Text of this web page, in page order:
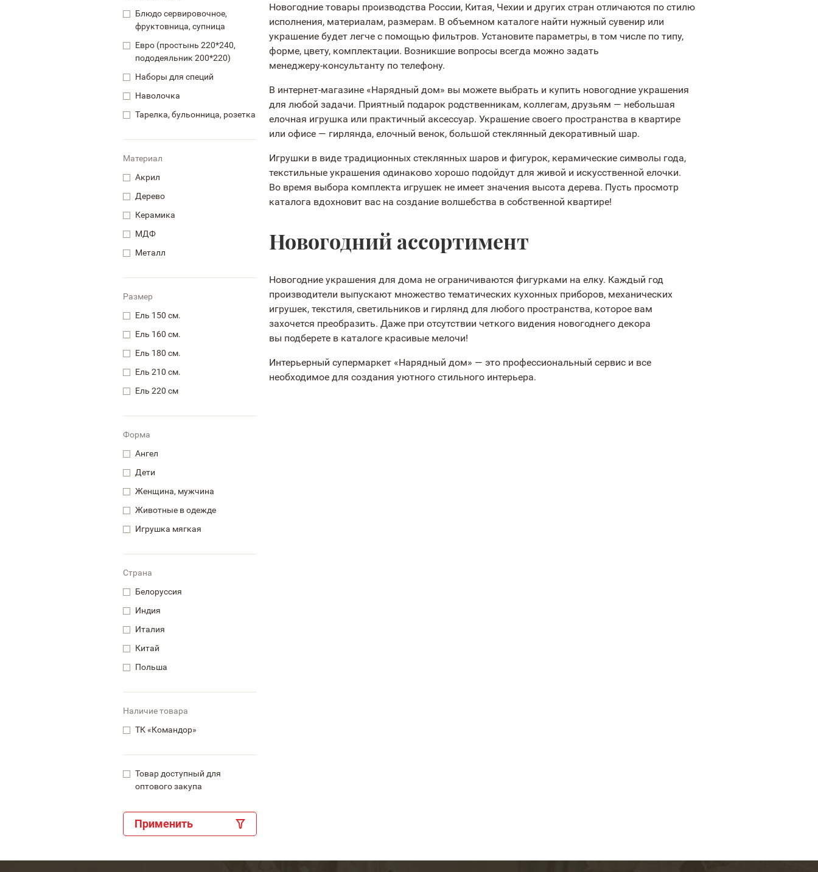
Новогодние товары производства России, Китая, Чехии и других стран отличаются по стилю
исполнения, материалам, размерам. В объемном каталоге найти нужный сувенир или
украшение будет легче с помощью фильтров. Установите параметры, в том числе по типу,
форме, цвету, комплектации. Возникшие вопросы всегда можно задать
менеджеру-консультанту по телефону.
В интернет-магазине «Нарядный дом» вы можете выбрать и купить новогодние украшения
для любой задачи. Приятный подарок родственникам, коллегам, друзьям — небольшая
елочная игрушка или практичный аксессуар. Украшение своего пространства в квартире
или офисе — гирлянда, елочный венок, большой стеклянный декоративный шар.
Игрушки в виде традиционных стеклянных шаров и фигурок, керамические символы года,
текстильные украшения одинаково хорошо подойдут для живой и искусственной елочки.
Во время выбора комплекта игрушек не имеет значения высота дерева. Пусть просмотр
каталога вдохновит вас на создание волшебства в собственной квартире!
Новогодний ассортимент
Новогодние украшения для дома не ограничиваются фигурками на елку. Каждый год
производители выпускают множество тематических кухонных приборов, механических
игрушек, текстиля, светильников и гирлянд для любого пространства, которое вам
захочется преобразить. Даже при отсутствии четкого видения новогоднего декора
вы подберете в каталоге красивые мелочи!
Интерьерный супермаркет «Нарядный дом» — это профессиональный сервис и все
необходимое для создания уютного стильного интерьера.
Блюдо сервировочное,
фруктовница, супница
Евро (простынь 220*240,
пододеяльник 200*220)
Наборы для специй
Наволочка
Тарелка, бульонница, розетка
Материал
Акрил
Дерево
Керамика
МДФ
Металл
Размер
Ель 150 см.
Ель 160 см.
Ель 180 см.
Ель 210 см.
Ель 220 см
Форма
Ангел
Дети
Женщина, мужчина
Животные в одежде
Игрушка мягкая
Страна
Белоруссия
Индия
Италия
Китай
Польша
Наличие товара
ТК «Командор»
Товар доступный для
оптового закупа
Применить